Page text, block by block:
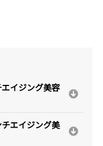
エイジング美容
チエイジング美